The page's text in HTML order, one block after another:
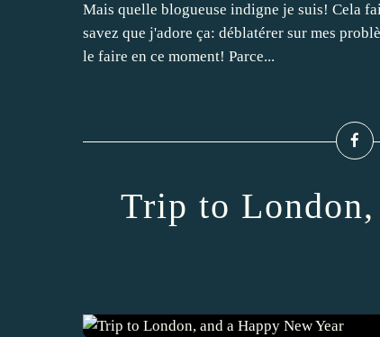
Mais quelle blogueuse indigne je suis! Cela
savez que j'adore ça: déblatérer sur mes
le faire en ce moment! Parce...
Trip to London,